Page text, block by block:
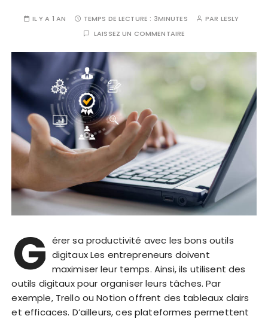
IL Y A 1 AN TEMPS DE LECTURE : 3MINUTES PAR LESLY
LAISSEZ UN COMMENTAIRE
G érer sa productivité avec les bons outils
digitaux Les entrepreneurs doivent
maximiser leur temps. Ainsi, ils utilisent des
outils digitaux pour organiser leurs tâches. Par
exemple, Trello ou Notion offrent des tableaux clairs
et efficaces. D’ailleurs, ces plateformes permettent